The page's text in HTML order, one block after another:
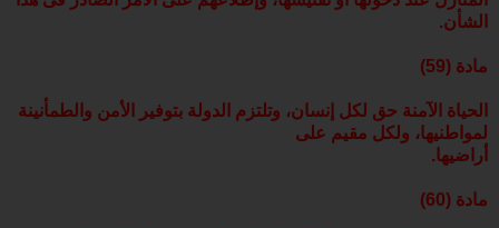
الشأن.
مادة (59)
الحياة الآمنة حق لكل إنسان، وتلتزم الدولة بتوفير الأمن والطمأنينة
لمواطنيها، ولكل مقيم على
أراضيها.
مادة (60)